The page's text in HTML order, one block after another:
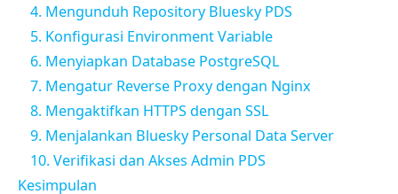
4. Mengunduh Repository Bluesky PDS
5. Konfigurasi Environment Variable
6. Menyiapkan Database PostgreSQL
7. Mengatur Reverse Proxy dengan Nginx
8. Mengaktifkan HTTPS dengan SSL
9. Menjalankan Bluesky Personal Data Server
10. Verifikasi dan Akses Admin PDS
Kesimpulan